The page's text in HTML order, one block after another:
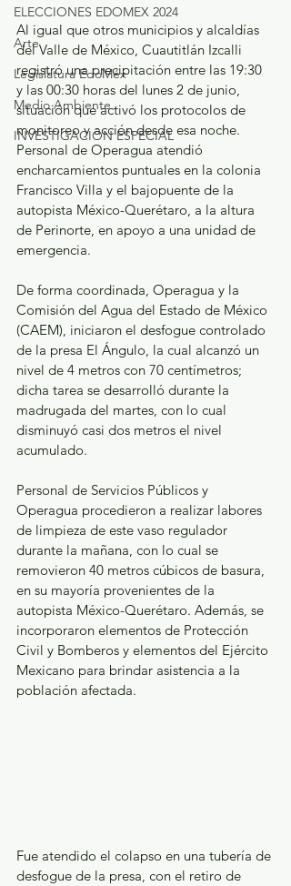
ELECCIONES EDOMEX 2024
Arte
Legislatura EdoMéx
Medio Ambiente
INVESTIGACIÓN ESPECIAL
Al igual que otros municipios y alcaldías
del Valle de México, Cuautitlán Izcalli
registró una precipitación entre las 19:30
y las 00:30 horas del lunes 2 de junio,
situación que activó los protocolos de
monitoreo y acción desde esa noche.
Personal de Operagua atendió
encharcamientos puntuales en la colonia
Francisco Villa y el bajopuente de la
autopista México-Querétaro, a la altura
de Perinorte, en apoyo a una unidad de
emergencia.
De forma coordinada, Operagua y la
Comisión del Agua del Estado de México
(CAEM), iniciaron el desfogue controlado
de la presa El Ángulo, la cual alcanzó un
nivel de 4 metros con 70 centímetros;
dicha tarea se desarrolló durante la
madrugada del martes, con lo cual
disminuyó casi dos metros el nivel
acumulado.
Personal de Servicios Públicos y
Operagua procedieron a realizar labores
de limpieza de este vaso regulador
durante la mañana, con lo cual se
removieron 40 metros cúbicos de basura,
en su mayoría provenientes de la
autopista México-Querétaro. Además, se
incorporaron elementos de Protección
Civil y Bomberos y elementos del Ejército
Mexicano para brindar asistencia a la
población afectada.
Fue atendido el colapso en una tubería de
desfogue de la presa, con el retiro de